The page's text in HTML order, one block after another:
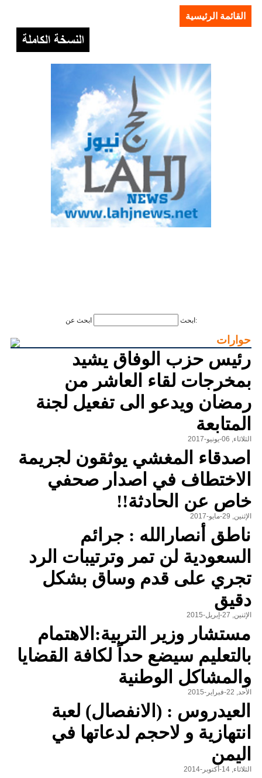
القائمة الرئيسية
ابحث ابحث عن:
حوارات
رئيس حزب الوفاق يشيد
بمخرجات لقاء العاشر من
رمضان ويدعو الى تفعيل لجنة
المتابعة
الثلاثاء, 06-يونيو-2017
اصدقاء المغشي يوثقون لجريمة
الاختطاف في اصدار صحفي
خاص عن الحادثة!!
الإثنين, 29-مايو-2017
ناطق أنصارالله : جرائم
السعودية لن تمر وترتيبات الرد
تجري على قدم وساق بشكل
دقيق
الإثنين, 27-إبريل-2015
مستشار وزير التربية:الاهتمام
بالتعليم سيضع حداً لكافة القضايا
والمشاكل الوطنية
الأحد, 22-فبراير-2015
العيدروس : (الانفصال) لعبة
انتهازية و لاحجم لدعاتها في
اليمن
الثلاثاء, 14-أكتوبر-2014